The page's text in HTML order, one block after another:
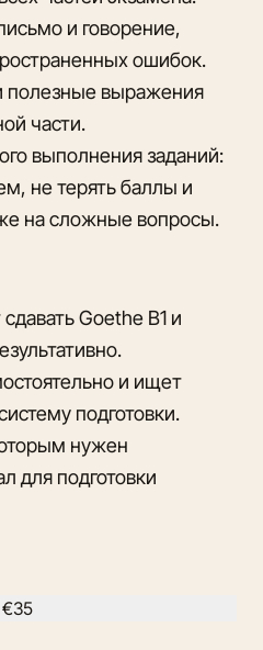
и говорение,
ошибок.
полезные выражения
части.
выполнения заданий:
не терять баллы и
на сложные вопросы.
Goethe B1 и
и ищет
подготовки.
нужен
для подготовки
€35